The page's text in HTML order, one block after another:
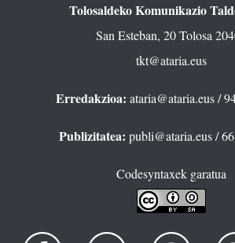
Tolosaldeko Komunikazio
San Esteban, 20 Tolosa
tkt@ataria.eus
Erredakzioa: ataria@ataria.eus/
Publizitatea: publi@ataria.eus/
Codesyntaxek garatua